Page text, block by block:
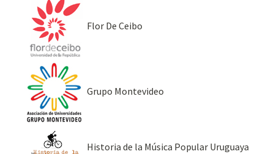
Flor De Ceibo
Grupo Montevideo
Historia de la Música Popular Uruguaya